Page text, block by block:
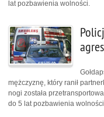
lat pozbawienia wolności.
mężczyznę, który ranił
nogi została
do 5 lat pozbawienia